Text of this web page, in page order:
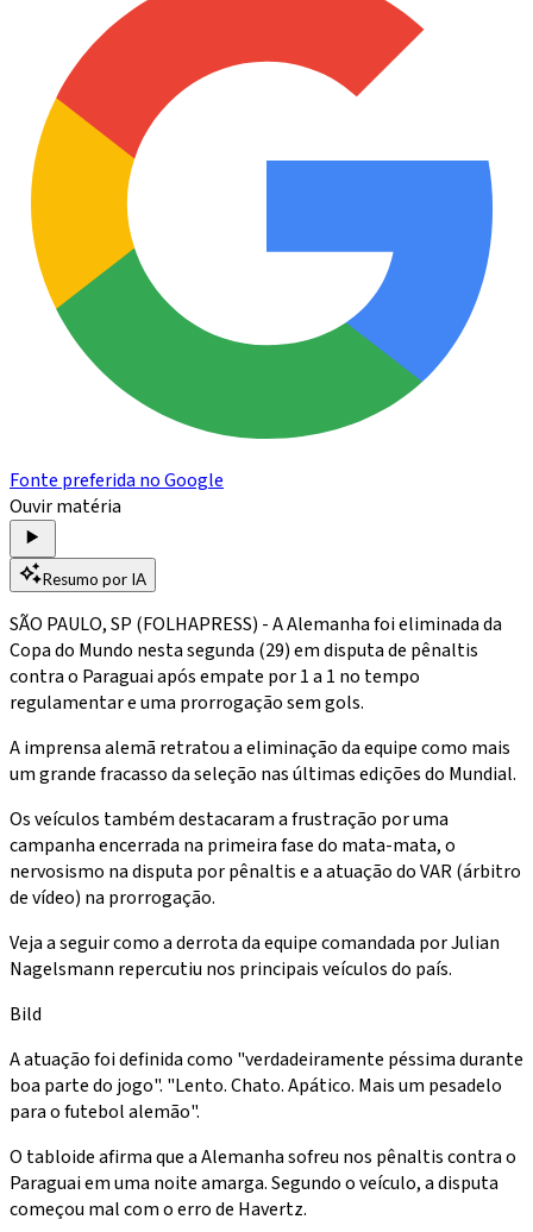
Fonte preferida no Google
Ouvir matéria
Resumo por IA
SÃO PAULO, SP (FOLHAPRESS) - A Alemanha foi eliminada da
Copa do Mundo nesta segunda (29) em disputa de pênaltis
contra o Paraguai após empate por 1 a 1 no tempo
regulamentar e uma prorrogação sem gols.
A imprensa alemã retratou a eliminação da equipe como mais
um grande fracasso da seleção nas últimas edições do Mundial.
Os veículos também destacaram a frustração por uma
campanha encerrada na primeira fase do mata-mata, o
nervosismo na disputa por pênaltis e a atuação do VAR (árbitro
de vídeo) na prorrogação.
Veja a seguir como a derrota da equipe comandada por Julian
Nagelsmann repercutiu nos principais veículos do país.
Bild
A atuação foi definida como "verdadeiramente péssima durante
boa parte do jogo". "Lento. Chato. Apático. Mais um pesadelo
para o futebol alemão".
O tabloide afirma que a Alemanha sofreu nos pênaltis contra o
Paraguai em uma noite amarga. Segundo o veículo, a disputa
começou mal com o erro de Havertz.